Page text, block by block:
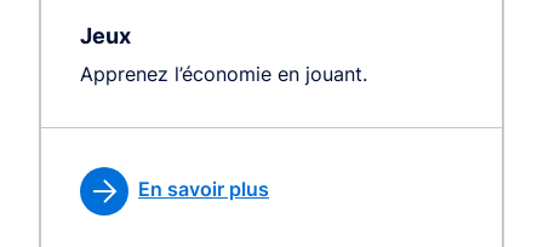
Jeux
Apprenez l’économie en jouant.
En savoir plus